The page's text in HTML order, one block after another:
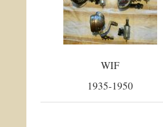
WIF
1935-1950